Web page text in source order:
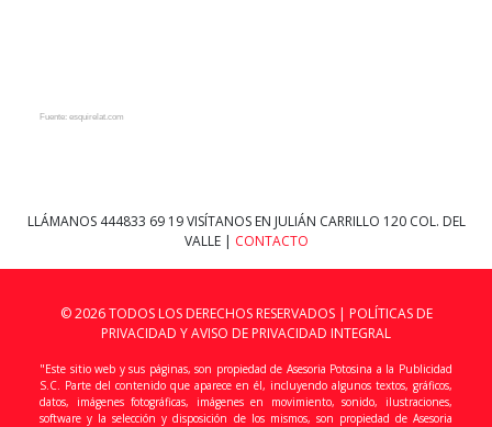
Fuente: esquirelat.com
LLÁMANOS 444833 69 19VISÍTANOS EN JULIÁN CARRILLO 120 COL. DEL
VALLE | CONTACTO
© 2026 TODOS LOS DERECHOS RESERVADOS | POLÍTICAS DE
PRIVACIDAD Y AVISO DE PRIVACIDAD INTEGRAL
"Este sitio web y sus páginas, son propiedad de Asesoria Potosina a la Publicidad
S.C. Parte del contenido que aparece en él, incluyendo algunos textos, gráficos,
datos, imágenes fotográficas, imágenes en movimiento, sonido, ilustraciones,
software y la selección y disposición de los mismos, son propiedad de Asesoria